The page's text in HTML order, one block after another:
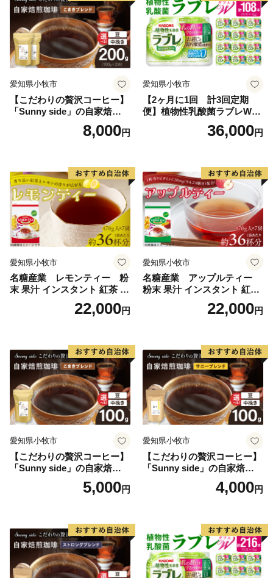
る）やテレビ電話を用いた遠隔服薬指導等、地域活性化
への取組を展開しています。このように、「養父（や
ぶ）市」は、素晴らしい観光資源と国家戦略特区を活か
した様々な取組を通じて頑張っています！
愛知県小牧市
【こだわりの贅沢コーヒー】
「Sunny side」の自家焙煎珈
琲こまきブレンド（200g）
8,000円
愛知県小牧市
【2ヶ月に1回 計3回定期
便】植物性乳酸菌ラブレW
プレーン36本（計108本）
36,000円
愛知県小牧市
名糖産業 レモンティー 粉
末 果汁 インスタント 紅茶 ビ
タミンC 袋 ロングセラー 粉
末飲料 粉末茶 簡単 手軽 ホッ
22,000円
愛知県小牧市
名糖産業 アップルティー
粉末 果汁 インスタント 紅茶
ティー ビタミンC 袋 ロング
セラー 粉末飲料 粉末茶 簡単
22,000円
愛知県小牧市
【こだわりの贅沢コーヒー】
「Sunny side」の自家焙煎珈
琲こまきブレンド（100g）
5,000円
愛知県小牧市
【こだわりの贅沢コーヒー】
「Sunny side」の自家焙煎珈
琲サニーブレンド（100g）
4,000円